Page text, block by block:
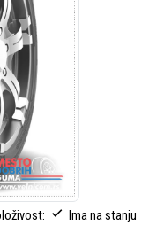
Ima na stanju